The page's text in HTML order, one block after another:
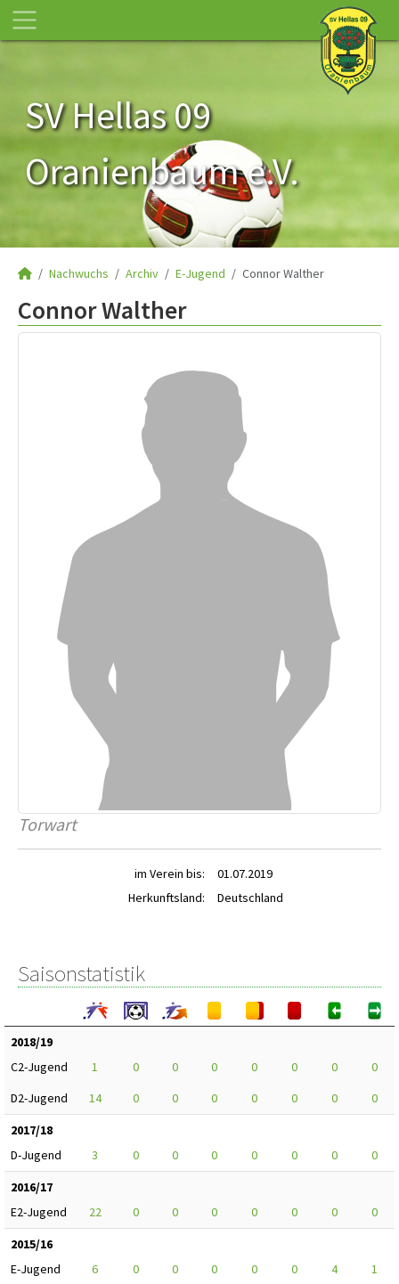
SV Hellas 09
Oranienbaum e.V.
Nachwuchs Archiv E-Jugend Connor Walther
Connor Walther
Torwart
im Verein bis:
01.07.2019
Herkunftsland:
Deutschland
Saisonstatistik
2018/19
C2-Jugend
1 0 0 0 0 0 0
0
D2-Jugend
14 0 0 0 0 0 0
0
2017/18
D-Jugend
3 0 0 0 0 0 0
0
2016/17
E2-Jugend
22 0 0 0 0 0 0
0
2015/16
E-Jugend
6 0 0 0 0 0 4 1